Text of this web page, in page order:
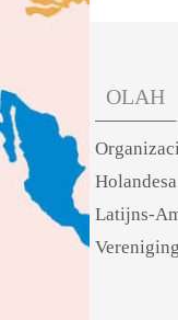
OLAH
Holandesa
Latijns-
Vereniging